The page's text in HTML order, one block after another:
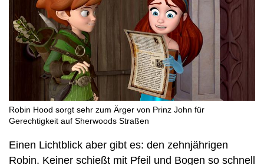
Robin Hood sorgt sehr zum Ärger von Prinz John für
Gerechtigkeit auf Sherwoods Straßen
Einen Lichtblick aber gibt es: den zehnjährigen
Robin. Keiner schießt mit Pfeil und Bogen so schnell